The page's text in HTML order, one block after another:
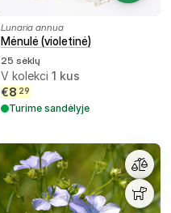
Lunaria annua
Mėnulė (violetinė)
25 sėklų
V kolekci 1 kus
€8 29
Turime sandėlyje